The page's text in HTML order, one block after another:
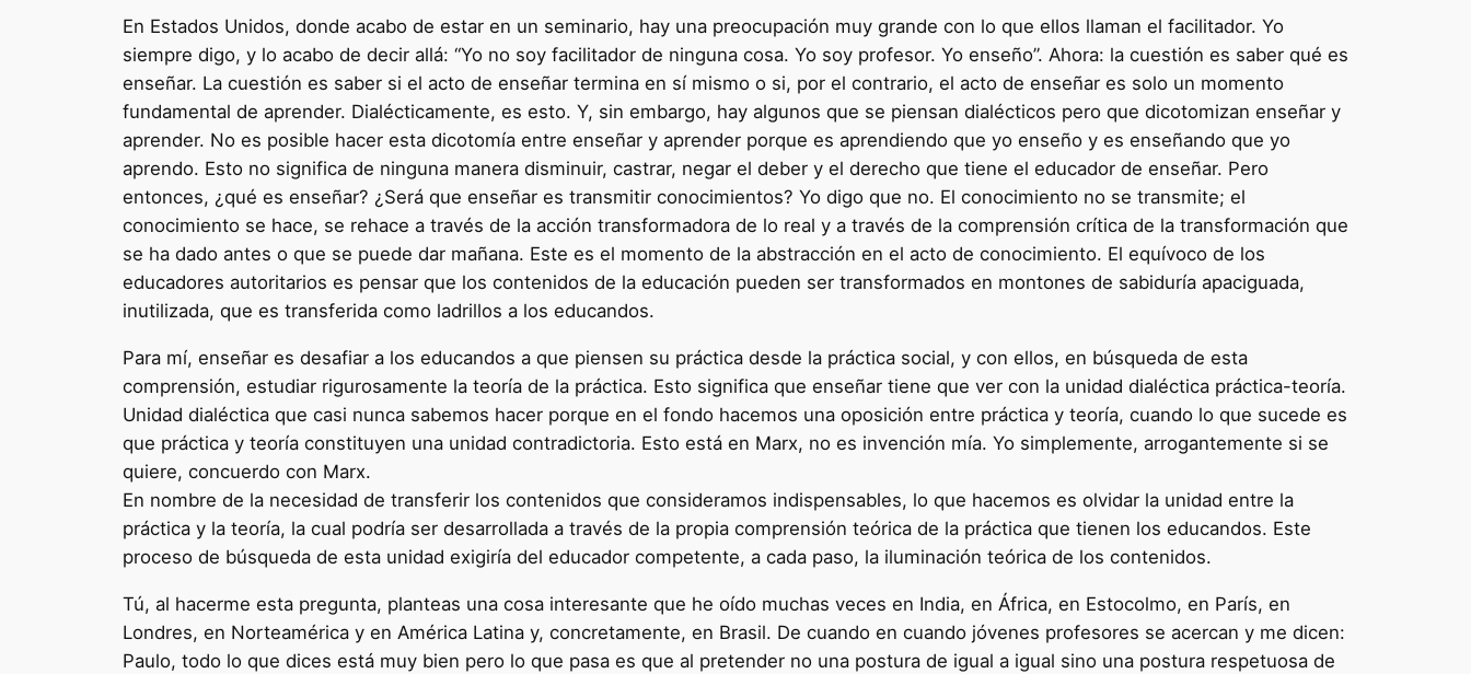
En Estados Unidos, donde acabo de estar en un seminario, hay una preocupación muy grande con lo que ellos llaman el facilitador. Yo
siempre digo, y lo acabo de decir allá: “Yo no soy facilitador de ninguna cosa. Yo soy profesor. Yo enseño”. Ahora: la cuestión es saber qué es
enseñar. La cuestión es saber si el acto de enseñar termina en sí mismo o si, por el contrario, el acto de enseñar es solo un momento
fundamental de aprender. Dialécticamente, es esto. Y, sin embargo, hay algunos que se piensan dialécticos pero que dicotomizan enseñar y
aprender. No es posible hacer esta dicotomía entre enseñar y aprender porque es aprendiendo que yo enseño y es enseñando que yo
aprendo. Esto no significa de ninguna manera disminuir, castrar, negar el deber y el derecho que tiene el educador de enseñar. Pero
entonces, ¿qué es enseñar? ¿Será que enseñar es transmitir conocimientos? Yo digo que no. El conocimiento no se transmite; el
conocimiento se hace, se rehace a través de la acción transformadora de lo real y a través de la comprensión crítica de la transformación que
se ha dado antes o que se puede dar mañana. Este es el momento de la abstracción en el acto de conocimiento. El equívoco de los
educadores autoritarios es pensar que los contenidos de la educación pueden ser transformados en montones de sabiduría apaciguada,
inutilizada, que es transferida como ladrillos a los educandos.
Para mí, enseñar es desafiar a los educandos a que piensen su práctica desde la práctica social, y con ellos, en búsqueda de esta
comprensión, estudiar rigurosamente la teoría de la práctica. Esto significa que enseñar tiene que ver con la unidad dialéctica práctica-teoría.
Unidad dialéctica que casi nunca sabemos hacer porque en el fondo hacemos una oposición entre práctica y teoría, cuando lo que sucede es
que práctica y teoría constituyen una unidad contradictoria. Esto está en Marx, no es invención mía. Yo simplemente, arrogantemente si se
quiere, concuerdo con Marx.
En nombre de la necesidad de transferir los contenidos que consideramos indispensables, lo que hacemos es olvidar la unidad entre la
práctica y la teoría, la cual podría ser desarrollada a través de la propia comprensión teórica de la práctica que tienen los educandos. Este
proceso de búsqueda de esta unidad exigiría del educador competente, a cada paso, la iluminación teórica de los contenidos.
Tú, al hacerme esta pregunta, planteas una cosa interesante que he oído muchas veces en India, en África, en Estocolmo, en París, en
Londres, en Norteamérica y en América Latina y, concretamente, en Brasil. De cuando en cuando jóvenes profesores se acercan y me dicen:
Paulo, todo lo que dices está muy bien pero lo que pasa es que al pretender no una postura de igual a igual sino una postura respetuosa de